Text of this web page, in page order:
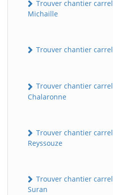
Trouver chantier
Michaille
Trouver chantier
Trouver chantier
Chalaronne
Trouver chantier
Reyssouze
Trouver chantier
Suran